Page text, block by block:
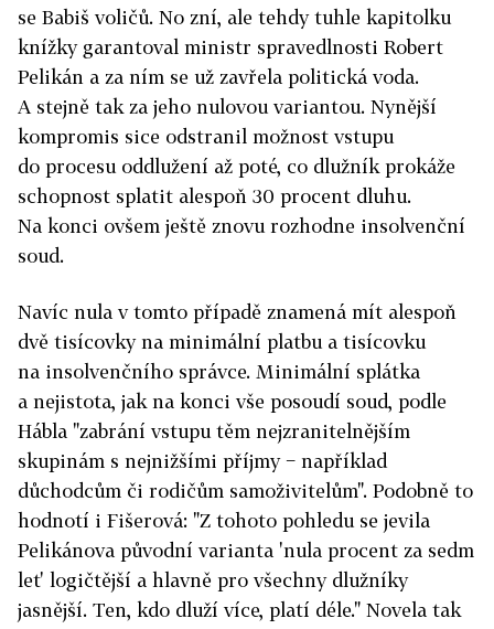
se Babiš voličů. No zní, ale tehdy tuhle kapitolku
knížky garantoval ministr spravedlnosti Robert
Pelikán a za ním se už zavřela politická voda.
A stejně tak za jeho nulovou variantou. Nynější
kompromis sice odstranil možnost vstupu
do procesu oddlužení až poté, co dlužník prokáže
schopnost splatit alespoň 30 procent dluhu.
Na konci ovšem ještě znovu rozhodne insolvenční
soud.
Navíc nula v tomto případě znamená mít alespoň
dvě tisícovky na minimální platbu a tisícovku
na insolvenčního správce. Minimální splátka
a nejistota, jak na konci vše posoudí soud, podle
Hábla "zabrání vstupu těm nejzranitelnějším
skupinám s nejnižšími příjmy − například
důchodcům či rodičům samoživitelům". Podobně to
hodnotí i Fišerová: "Z tohoto pohledu se jevila
Pelikánova původní varianta 'nula procent za sedm
let' logičtější a hlavně pro všechny dlužníky
jasnější. Ten, kdo dluží více, platí déle." Novela tak